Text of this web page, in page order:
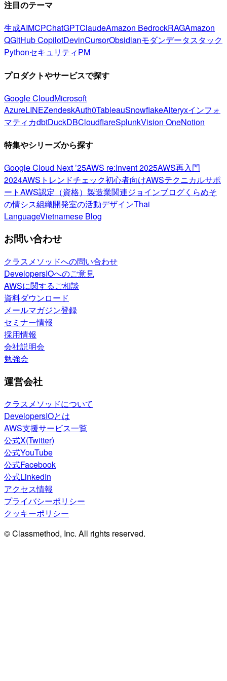
注目のテーマ
生成AIMCPChatGPTClaudeAmazon BedrockRAGAmazon
QGitHub CopilotDevinCursorObsidianモダンデータスタック
PythonセキュリティPM
プロダクトやサービスで探す
Google CloudMicrosoft
AzureLINEZendeskAuth0TableauSnowflakeAlteryxインフォ
マティカdbtDuckDBCloudflareSplunkVision OneNotion
特集やシリーズから探す
Google Cloud Next ’25AWS re:Invent 2025AWS再入門
2024AWSトレンドチェック初心者向けAWSテクニカルサポ
ートAWS認定（資格） 製造業関連ジョインブログくらめそ
の情シス組織開発室の活動デザインThai
LanguageVietnamese Blog
お問い合わせ
クラスメソッドへの問い合わせ
DevelopersIOへのご意見
AWSに関するご相談
資料ダウンロード
メールマガジン登録
セミナー情報
採用情報
会社説明会
勉強会
運営会社
クラスメソッドについて
DevelopersIOとは
AWS支援サービス一覧
公式X(Twitter)
公式YouTube
公式Facebook
公式LinkedIn
アクセス情報
プライバシーポリシー
クッキーポリシー
© Classmethod, Inc. All rights reserved.